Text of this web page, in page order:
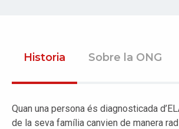
Historia Sobre la ONG
Quan una persona és diagnosticada
de la seva família canvien de manera